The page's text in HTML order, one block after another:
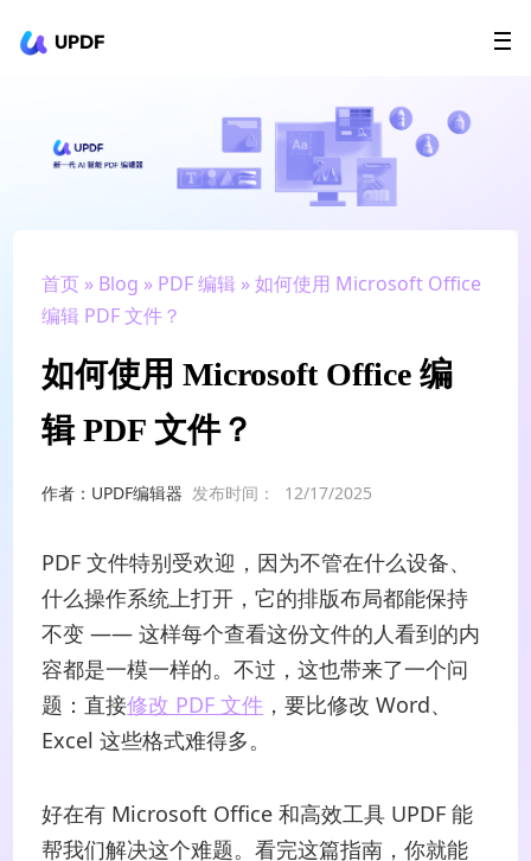
UPDF
AI Agents
政企采购
升级会员
首页 » Blog » PDF 编辑 » 如何使用 Microsoft Office
编辑 PDF 文件？
如何使用 Microsoft Office 编
辑 PDF 文件？
作者：UPDF编辑器 发布时间： 12/17/2025
PDF 文件特别受欢迎，因为不管在什么设备、
什么操作系统上打开，它的排版布局都能保持
不变 —— 这样每个查看这份文件的人看到的内
容都是一模一样的。不过，这也带来了一个问
题：直接修改 PDF 文件 ，要比修改 Word、
Excel 这些格式难得多。
好在有 Microsoft Office 和高效工具 UPDF 能
帮我们解决这个难题。看完这篇指南，你就能